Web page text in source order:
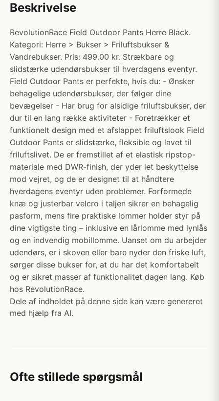
Beskrivelse
RevolutionRace Field Outdoor Pants Herre Black.
Kategori: Herre > Bukser > Friluftsbukser &
Vandrebukser. Pris: 499.00 kr. Strækbare og
slidstærke udendørsbukser til hverdagens eventyr.
Field Outdoor Pants er perfekte, hvis du: - Ønsker
behagelige udendørsbukser, der følger dine
bevægelser - Har brug for alsidige friluftsbukser, der
dur til en lang række aktiviteter - Foretrækker et
funktionelt design med et afslappet friluftslook Field
Outdoor Pants er slidstærke, fleksible og lavet til
friluftslivet. De er fremstillet af et elastisk ripstop-
materiale med DWR-finish, der yder let beskyttelse
mod vejret, og de er designet til at håndtere
hverdagens eventyr uden problemer. Forformede
knæ og justerbar velcro i taljen sikrer en behagelig
pasform, mens fire praktiske lommer holder styr på
dine vigtigste ting – inklusive en lårlomme med lynlås
og en indvendig mobillomme. Uanset om du arbejder
udendørs, er i skoven eller bare nyder den friske luft,
sørger disse bukser for, at du har det komfortabelt
og er sikret masser af funktionalitet dagen lang. Køb
hos RevolutionRace.
Dele af indholdet på denne side kan være genereret
med hjælp fra AI.
Ofte stillede spørgsmål